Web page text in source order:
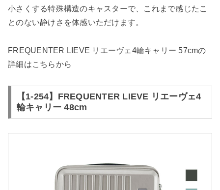
小さくする特殊構造のキャスターで、これまで感じたこ
とのない静けさを体感いただけます。
FREQUENTER LIEVE リエーヴェ4輪キャリー 57cmの
詳細はこちらから
【1-254】FREQUENTER LIEVE リエーヴェ4
輪キャリー 48cm